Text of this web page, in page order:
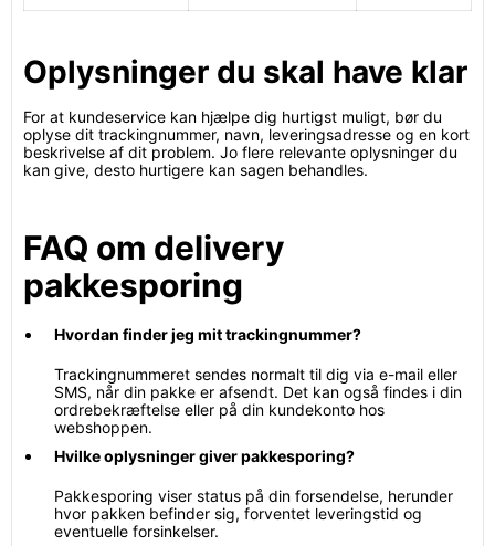
Oplysninger du skal have klar
For at kundeservice kan hjælpe dig hurtigst muligt, bør du
oplyse dit trackingnummer, navn, leveringsadresse og en kort
beskrivelse af dit problem. Jo flere relevante oplysninger du
kan give, desto hurtigere kan sagen behandles.
FAQ om delivery
pakkesporing
Hvordan finder jeg mit trackingnummer?
Trackingnummeret sendes normalt til dig via e-mail eller
SMS, når din pakke er afsendt. Det kan også findes i din
ordrebekræftelse eller på din kundekonto hos
webshoppen.
Hvilke oplysninger giver pakkesporing?
Pakkesporing viser status på din forsendelse, herunder
hvor pakken befinder sig, forventet leveringstid og
eventuelle forsinkelser.